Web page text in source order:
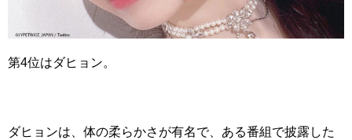
第4位はダヒョン。
ダヒョンは、体の柔らかさが有名で、ある番組で披露した